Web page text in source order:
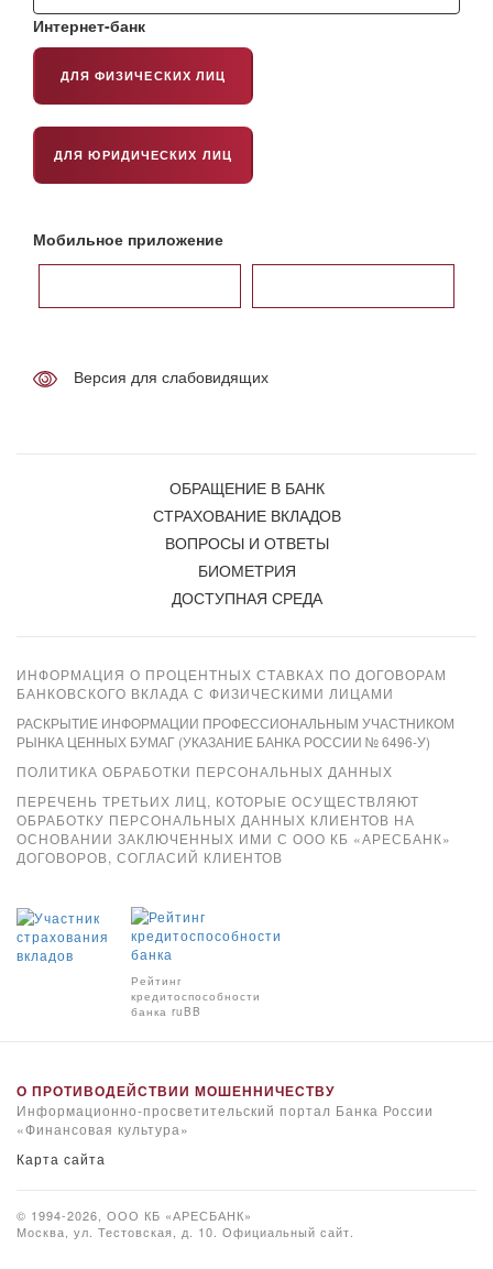
сайту
Интернет-банк
ДЛЯ ФИЗИЧЕСКИХ ЛИЦ
ДЛЯ ЮРИДИЧЕСКИХ ЛИЦ
Мобильное приложение
Версия для слабовидящих
ОБРАЩЕНИЕ В БАНК
СТРАХОВАНИЕ ВКЛАДОВ
ВОПРОСЫ И ОТВЕТЫ
БИОМЕТРИЯ
ДОСТУПНАЯ СРЕДА
ИНФОРМАЦИЯ О ПРОЦЕНТНЫХ СТАВКАХ ПО ДОГОВОРАМ
БАНКОВСКОГО ВКЛАДА С ФИЗИЧЕСКИМИ ЛИЦАМИ
РАСКРЫТИЕ ИНФОРМАЦИИ ПРОФЕССИОНАЛЬНЫМ УЧАСТНИКОМ
РЫНКА ЦЕННЫХ БУМАГ (УКАЗАНИЕ БАНКА РОССИИ № 6496-У)
ПОЛИТИКА ОБРАБОТКИ ПЕРСОНАЛЬНЫХ ДАННЫХ
ПЕРЕЧЕНЬ ТРЕТЬИХ ЛИЦ, КОТОРЫЕ ОСУЩЕСТВЛЯЮТ
ОБРАБОТКУ ПЕРСОНАЛЬНЫХ ДАННЫХ КЛИЕНТОВ НА
ОСНОВАНИИ ЗАКЛЮЧЕННЫХ ИМИ С ООО КБ «АРЕСБАНК»
ДОГОВОРОВ, СОГЛАСИЙ КЛИЕНТОВ
Рейтинг
кредитоспособности
банка ruBB
О ПРОТИВОДЕЙСТВИИ МОШЕННИЧЕСТВУ
Информационно-просветительский портал Банка России
«Финансовая культура»
Карта сайта
© 1994-2026, ООО КБ «АРЕСБАНК»
Москва, ул. Тестовская, д. 10. Официальный сайт.